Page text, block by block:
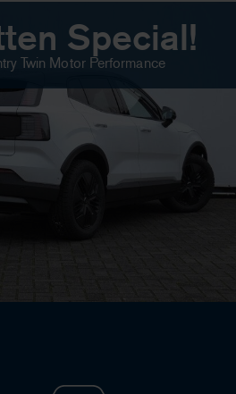
Special!
Twin Motor Performance